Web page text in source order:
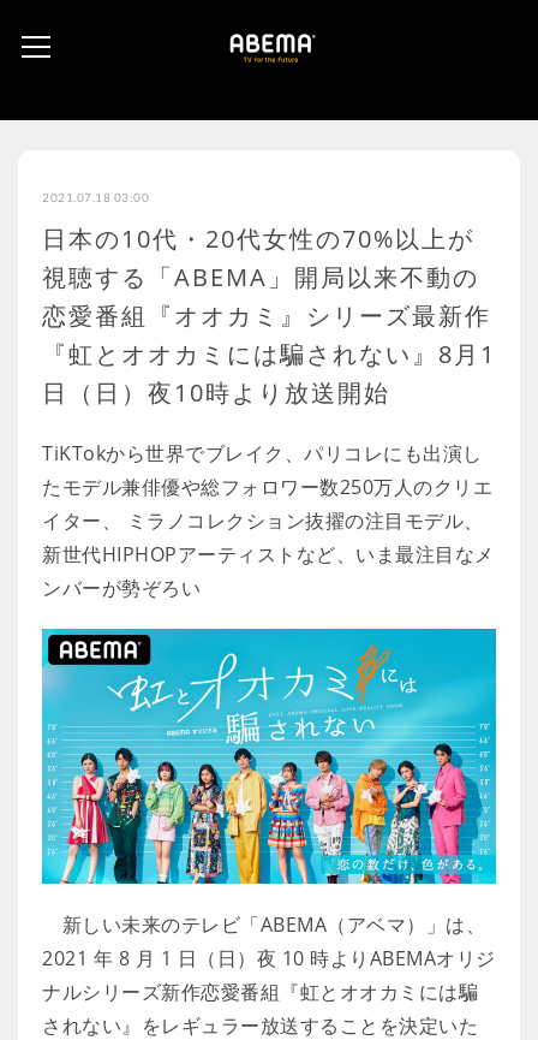
2021.07.18 03:00
日本の10代・20代女性の70%以上が
視聴する「ABEMA」開局以来不動の
恋愛番組『オオカミ』シリーズ最新作
『虹とオオカミには騙されない』8月1
日（日）夜10時より放送開始
TiKTokから世界でブレイク、パリコレにも出演し
たモデル兼俳優や総フォロワー数250万人のクリエ
イター、 ミラノコレクション抜擢の注目モデル、
新世代HIPHOPアーティストなど、いま最注目なメ
ンバーが勢ぞろい
新しい未来のテレビ「ABEMA（アベマ）」は、
2021 年 8 月 1 日（日）夜 10 時よりABEMAオリジ
ナルシリーズ新作恋愛番組『虹とオオカミには騙
されない』をレギュラー放送することを決定いた